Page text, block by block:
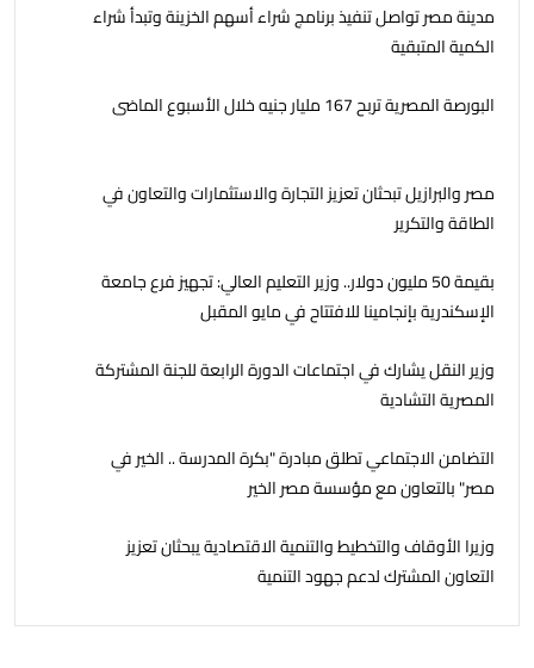
مدينة مصر تواصل تنفيذ برنامج شراء أسهم الخزينة وتبدأ شراء
الكمية المتبقية
البورصة المصرية تربح 167 مليار جنيه خلال الأسبوع الماضى
مصر والبرازيل تبحثان تعزيز التجارة والاستثمارات والتعاون في
الطاقة والتكرير
بقيمة 50 مليون دولار.. وزير التعليم العالي: تجهيز فرع جامعة
الإسكندرية بإنجامينا للافتتاح في مايو المقبل
وزير النقل يشارك في اجتماعات الدورة الرابعة للجنة المشتركة
المصرية التشادية
التضامن الاجتماعي تطلق مبادرة "بكرة المدرسة .. الخير في
مصر" بالتعاون مع مؤسسة مصر الخير
وزيرا الأوقاف والتخطيط والتنمية الاقتصادية يبحثان تعزيز
التعاون المشترك لدعم جهود التنمية